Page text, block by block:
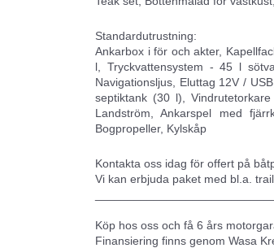
Standardutrustning:
Ankarbox i för och akter,
l, Tryckvattensystem - 45 l
Navigationsljus, Eluttag 12V /
septiktank (30 l),
Landström, Ankarspel med
Bogpropeller, Kylskåp
Kontakta oss idag för offert på
Vi kan erbjuda paket med bl.a.
Köp hos oss och få 6 års
Finansiering finns genom Wasa